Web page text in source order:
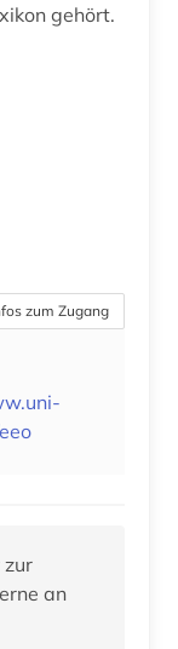
gehört.
zum Zugang
zur
an